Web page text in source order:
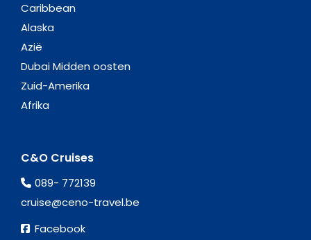
Caribbean
Alaska
Azië
Dubai Midden oosten
Zuid-Amerika
Afrika
C&O Cruises
089- 772139
cruise@ceno-travel.be
Facebook